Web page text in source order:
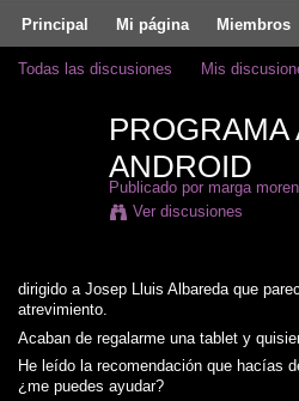
Principal Mi página Miembros
Todas las discusiones Mis
PROGRAMA
ANDROID
Publicado por marga
Ver discusiones
dirigido a Josep Lluis Albareda que
atrevimiento.
Acaban de regalarme una tablet y
He leído la recomendación que hacías
¿me puedes ayudar?